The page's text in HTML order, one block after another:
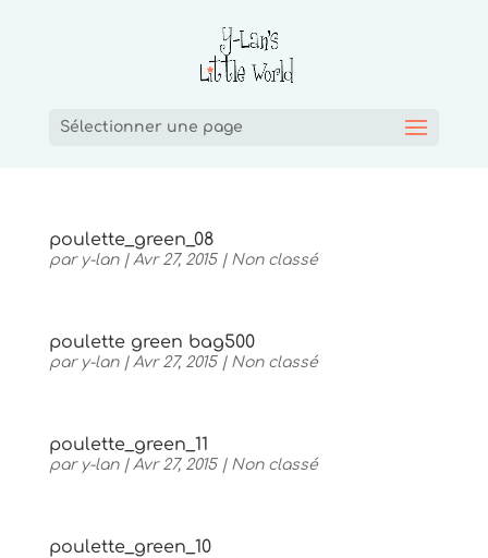
Sélectionner une page
poulette_green_08
par y-lan| Avr 27, 2015| Non classé
poulette green bag500
par y-lan| Avr 27, 2015| Non classé
poulette_green_11
par y-lan| Avr 27, 2015| Non classé
poulette_green_10